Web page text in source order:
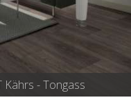
Kährs - Tongass